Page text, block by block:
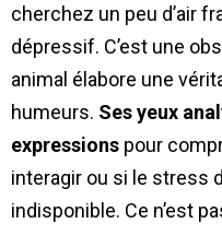
cherchez un peu d’air
dépressif. C’est une
animal élabore une
humeurs. Ses yeux
expressions pour
interagir ou si le stress
indisponible. Ce n’est